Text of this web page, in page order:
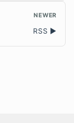
NEWER
RSS